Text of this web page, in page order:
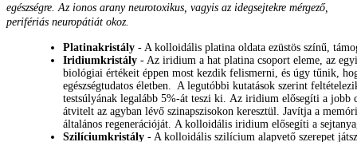
egészségre. Az ionos arany neurotoxikus, vagyis az idegsejtekre mérgező,
perifériás neuropátiát okoz.
Platinakristály- A kolloidális platina oldata ezüstös színű,
Iridiumkristály- Az iridium a hat platina csoport eleme, az
biológiai értékeit éppen most kezdik felismerni, és úgy tűnik,
egészségtudatos életben. A legutóbbi kutatások szerint
testsúlyának legalább 5%-át teszi ki. Az iridium elősegíti a jobb
átvitelt az agyban lévő szinapszisokon keresztül. Javítja a
általános regenerációját. A kolloidális iridium elősegíti a
Szilíciumkristály- A kolloidális szilícium alapvető szerepet